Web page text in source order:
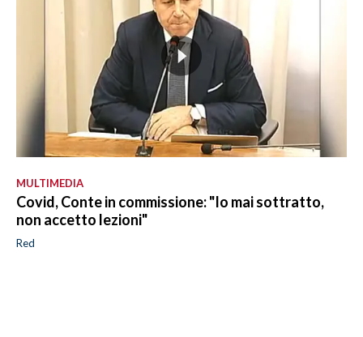
MULTIMEDIA
Covid, Conte in commissione: "Io mai sottratto,
non accetto lezioni"
Red